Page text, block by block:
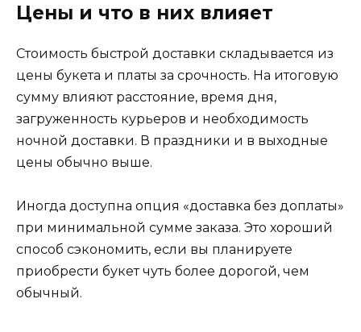
Цены и что в них влияет
Стоимость быстрой доставки складывается из
цены букета и платы за срочность. На итоговую
сумму влияют расстояние, время дня,
загруженность курьеров и необходимость
ночной доставки. В праздники и в выходные
цены обычно выше.
Иногда доступна опция «доставка без доплаты»
при минимальной сумме заказа. Это хороший
способ сэкономить, если вы планируете
приобрести букет чуть более дорогой, чем
обычный.